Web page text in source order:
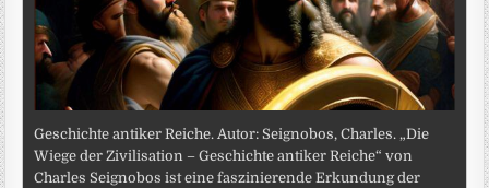
Geschichte antiker Reiche. Autor: Seignobos, Charles. „Die
Wiege der Zivilisation – Geschichte antiker Reiche“ von
Charles Seignobos ist eine faszinierende Erkundung der